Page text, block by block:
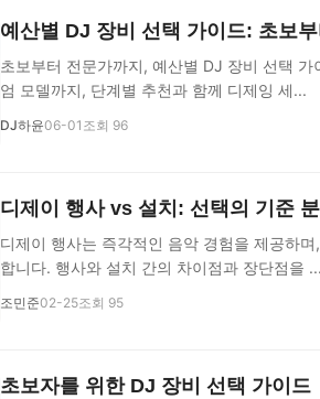
예산별 DJ 장비 선택 가이드: 초보부
초보부터 전문가까지, 예산별 DJ 장비 선택
엄 모델까지, 단계별 추천과 함께 디제잉 세...
DJ하윤06-01 조회 96
디제이 행사 vs 설치: 선택의 기준 분
디제이 행사는 즉각적인 음악 경험을 제공하
합니다. 행사와 설치 간의 차이점과 장단점을 ...
조민준02-25조회 95
초보자를 위한 DJ 장비 선택 가이드